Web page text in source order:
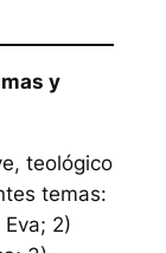
y
teológico
temas:
2)